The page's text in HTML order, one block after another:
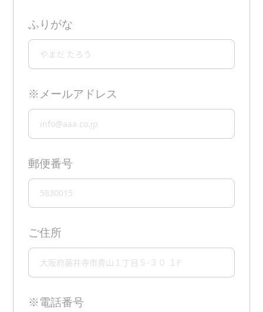
ふりがな
※メールアドレス
郵便番号
ご住所
※電話番号